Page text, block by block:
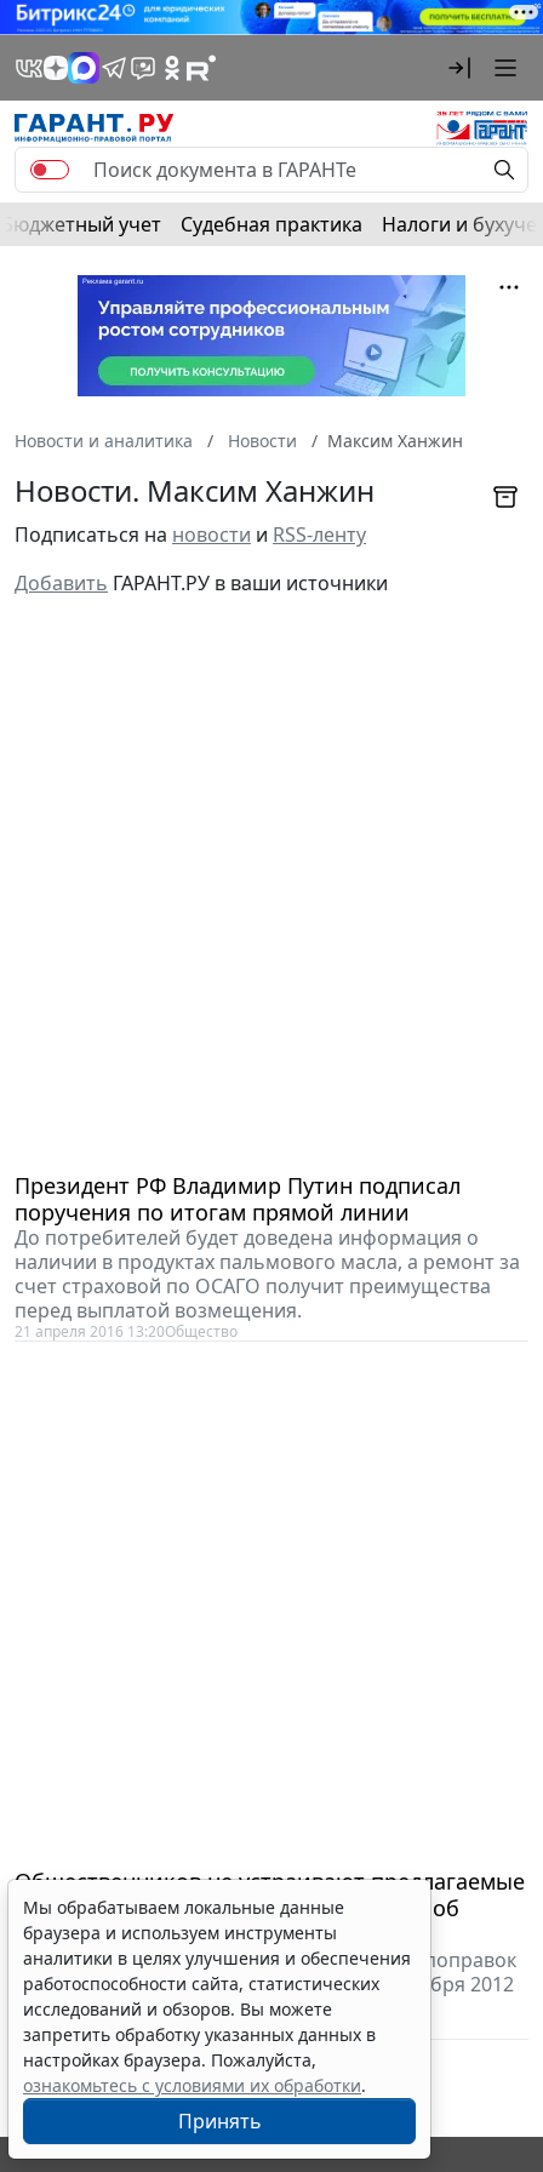
Бюджетный учет Судебная практика Налоги и
Новости и аналитика Новости Максим Ханжин
Новости. Максим Ханжин
Подписаться на новости и RSS-ленту
Добавить ГАРАНТ.РУ в ваши источники
Президент РФ Владимир Путин подписал
поручения по итогам прямой линии
До потребителей будет доведена информация о
наличии в продуктах пальмового масла, а ремонт за
счет страховой по ОСАГО получит преимущества
перед выплатой возмещения.
21 апреля 2016 13:20Общество
Общественников не устраивают предлагаемые
Правительством РФ поправки в закон об
ОСАГО
Напомним, законопроект о внесении этих поправок
находится на рассмотрении Госдумы с декабря 2012
года.
28 марта 2014 18:05Транспорт
Мы обрабатываем локальные данные
браузера и используем инструменты
аналитики в целях улучшения и обеспечения
работоспособности сайта, статистических
исследований и обзоров. Вы можете
запретить обработку указанных данных в
настройках браузера. Пожалуйста,
ознакомьтесь с условиями их обработки.
Принять